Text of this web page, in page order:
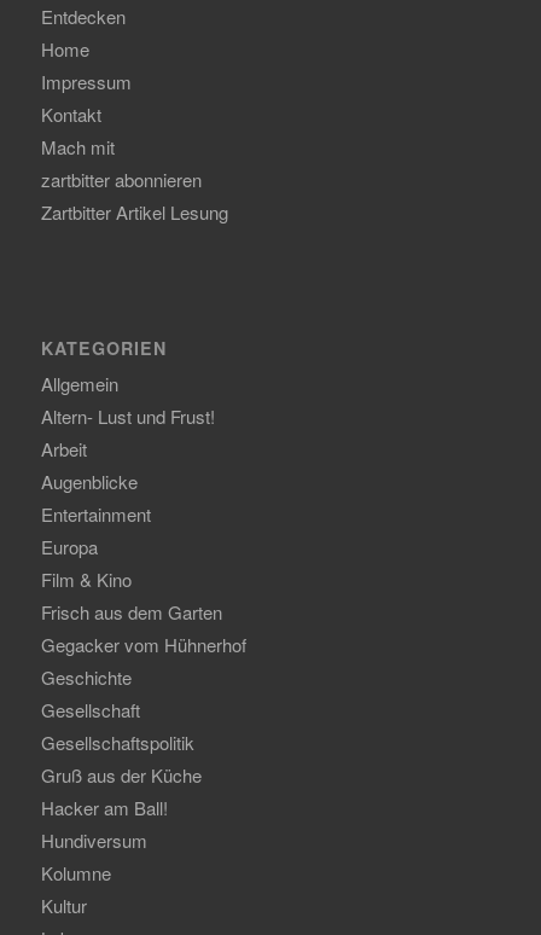
Entdecken
Home
Impressum
Kontakt
Mach mit
zartbitter abonnieren
Zartbitter Artikel Lesung
KATEGORIEN
Allgemein
Altern- Lust und Frust!
Arbeit
Augenblicke
Entertainment
Europa
Film & Kino
Frisch aus dem Garten
Gegacker vom Hühnerhof
Geschichte
Gesellschaft
Gesellschaftspolitik
Gruß aus der Küche
Hacker am Ball!
Hundiversum
Kolumne
Kultur